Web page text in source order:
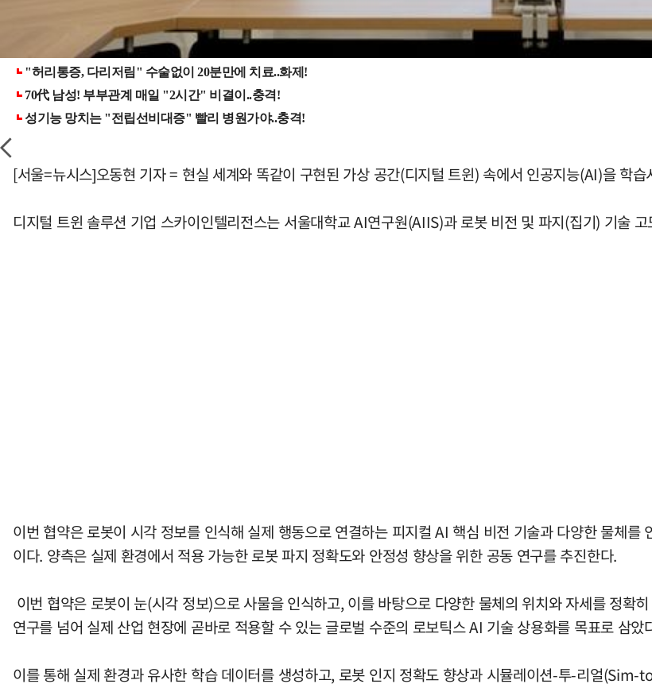
[서울=뉴시스]오동현 기자 = 현실 세계와 똑같이 구현된 가상 공간(디지털 트윈) 속에서 인공지능(AI)을 학
디지털 트윈 솔루션 기업 스카이인텔리전스는 서울대학교 AI연구원(AIIS)과 로봇 비전 및 파지(집기) 기술
이번 협약은 로봇이 시각 정보를 인식해 실제 행동으로 연결하는 피지컬 AI 핵심 비전 기술과 다양한 물체
이다. 양측은 실제 환경에서 적용 가능한 로봇 파지 정확도와 안정성 향상을 위한 공동 연구를 추진한다.
이번 협약은 로봇이 눈(시각 정보)으로 사물을 인식하고, 이를 바탕으로 다양한 물체의 위치와 자세를 정확
연구를 넘어 실제 산업 현장에 곧바로 적용할 수 있는 글로벌 수준의 로보틱스 AI 기술 상용화를 목표로 삼았
이를 통해 실제 환경과 유사한 학습 데이터를 생성하고, 로봇 인지 정확도 향상과 시뮬레이션-투-리얼